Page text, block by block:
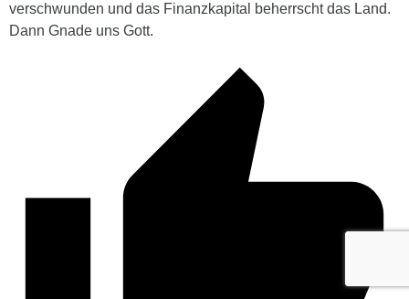
verschwunden und das Finanzkapital beherrscht das Land.
Dann Gnade uns Gott.